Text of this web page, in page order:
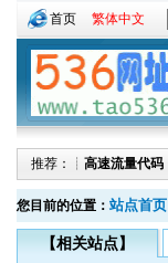
首页 繁体中文
推荐：┊ 高速流量代码
您目前的位置： 站点首页
【相关站点】